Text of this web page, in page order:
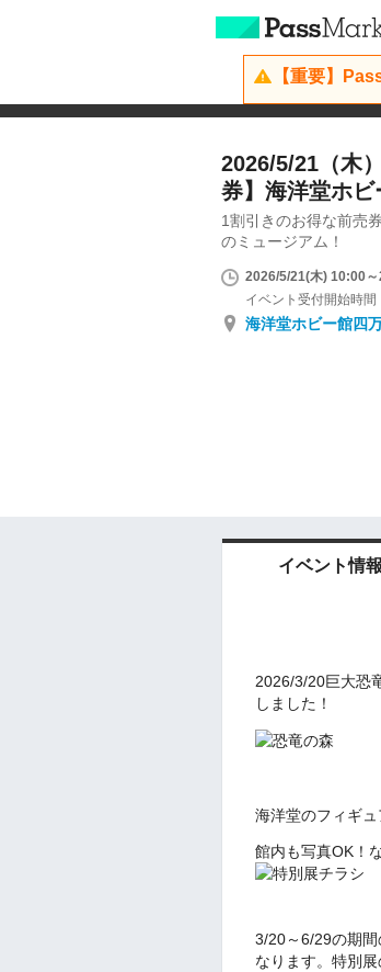
【重要】
2026/5/21（木
券】海洋堂ホビ
1割引きのお得な前売
のミュージアム！
2026/5/21(木) 10:00
イベント受付開始時
海洋堂ホビー館四
イベント情報
2026/3/20巨大恐
しました！
海洋堂のフィギ
館内も写真OK！
3/20～6/29の期
なります。特別